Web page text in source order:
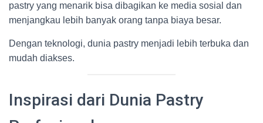
pastry yang menarik bisa dibagikan ke media sosial dan
menjangkau lebih banyak orang tanpa biaya besar.
Dengan teknologi, dunia pastry menjadi lebih terbuka dan
mudah diakses.
Inspirasi dari Dunia Pastry